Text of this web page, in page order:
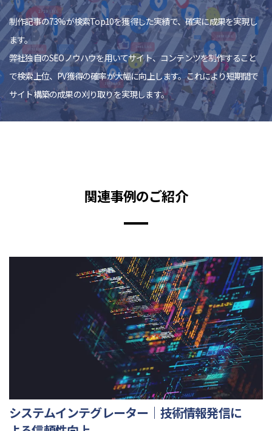
制作記事の73%が検索Top10を獲得した実績で、確実に成果を実現し
ます。
弊社独自のSEOノウハウを用いてサイト、コンテンツを制作すること
で検索上位、PV獲得の確率が大幅に向上します。これにより短期間で
サイト構築の成果の刈り取りを実現します。
関連事例のご紹介
システムインテグレーター｜技術情報発信に